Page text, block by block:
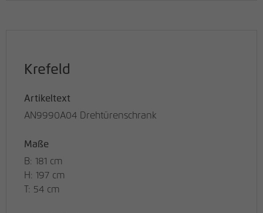
Krefeld
Artikeltext
AN9990A04 Drehtürenschrank
Maße
B: 181 cm
H: 197 cm
T: 54 cm